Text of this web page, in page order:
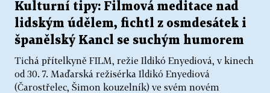
Kulturní tipy: Filmová meditace nad
lidským údělem, fichtl z osmdesátek i
španělský Kancl se suchým humorem
Tichá přítelkyně FILM, režie Ildikó Enyediová, v kinech
od 30. 7. Maďarská režisérka Ildikó Enyediová
(Čarostřelec, Šimon kouzelník) ve svém novém